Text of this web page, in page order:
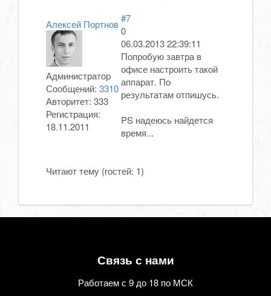
Алексей Портнов
Администратор
Сообщений: 3310
Авторитет: 333
Регистрация:
18.11.2011
#7
0
06.03.2013 22:39:11
Попробую завтра в
офисе настроить такой
аппарат. По
результатам отпишусь.
PS надеюсь найдется
время...
Читают тему (гостей: 1)
Связь с нами
Работаем с 9 до 18 по МСК